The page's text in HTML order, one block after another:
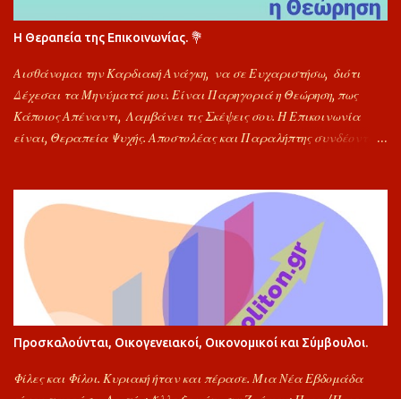
Η Θεραπεία της Επικοινωνίας. 💐
Αισθάνομαι την Καρδιακή Ανάγκη, να σε Ευχαριστήσω, διότι
Δέχεσαι τα Μηνύματά μου. Είναι Παρηγοριά η Θεώρηση, πως
Κάποιος Απέναντι, Λαμβάνει τις Σκέψεις σου. Η Επικοινωνία
είναι, Θεραπεία Ψυχής. Αποστολέας και Παραλήπτης συνδέονται
Πολύ. Εύχομαι, Υγεία και Δυνάμη, Αγάπη, Ελπίδα και Θεού Χαρά.
"Φίλος". ιμ🐬
Προσκαλούνται, Οικογενειακοί, Οικονομικοί και Σύμβουλοι.
Φίλες και Φίλοι. Κυριακή ήταν και πέρασε. Μια Νέα Εβδομάδα